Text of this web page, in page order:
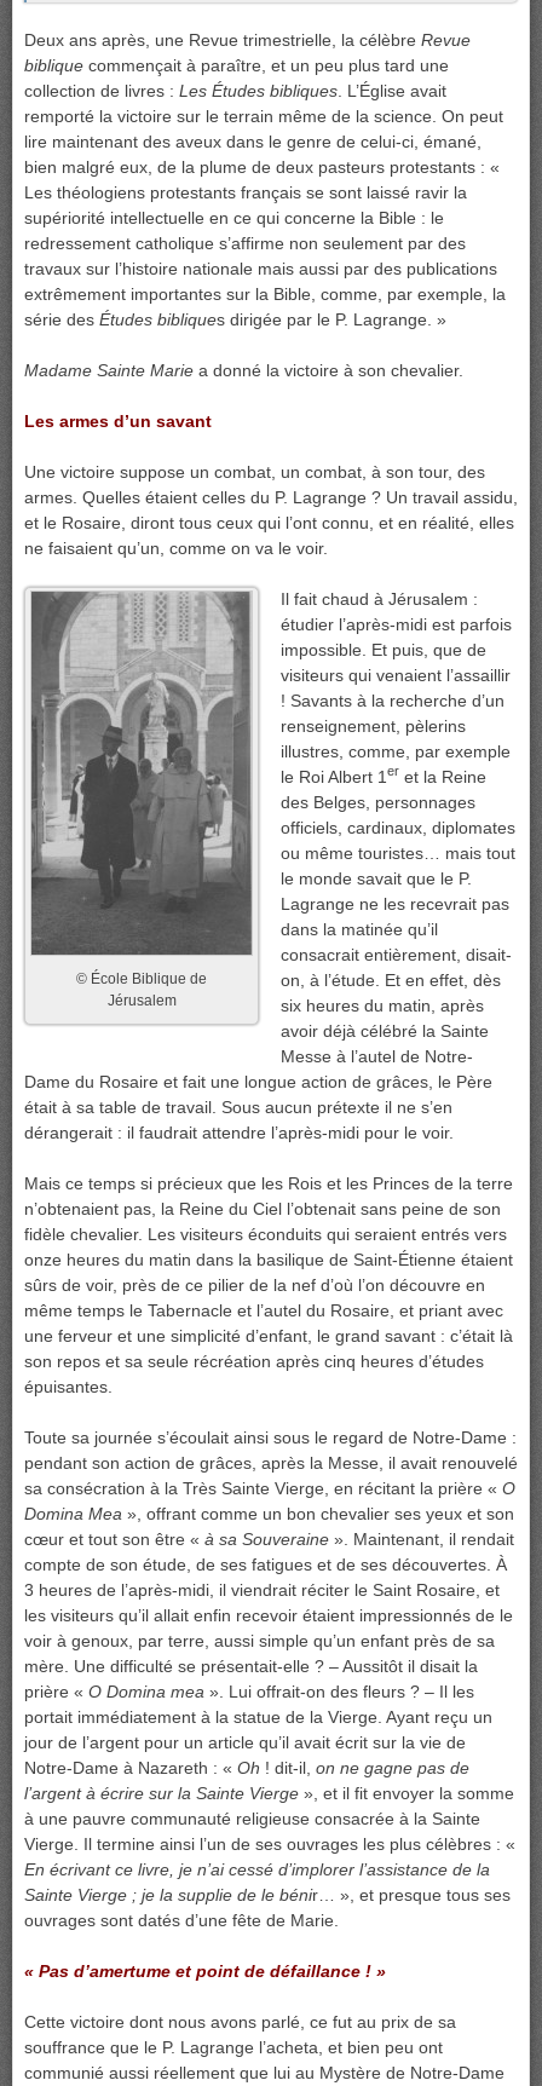
Deux ans après, une Revue trimestrielle, la célèbre Revue
biblique commençait à paraître, et un peu plus tard une
collection de livres : Les Études bibliques . L’Église avait
remporté la victoire sur le terrain même de la science. On peut
lire maintenant des aveux dans le genre de celui-ci, émané,
bien malgré eux, de la plume de deux pasteurs protestants : «
Les théologiens protestants français se sont laissé ravir la
supériorité intellectuelle en ce qui concerne la Bible : le
redressement catholique s’affirme non seulement par des
travaux sur l’histoire nationale mais aussi par des publications
extrêmement importantes sur la Bible, comme, par exemple, la
série des Études bibliques dirigée par le P. Lagrange. »
Madame Sainte Marie a donné la victoire à son chevalier.
Les armes d’un savant
Une victoire suppose un combat, un combat, à son tour, des
armes. Quelles étaient celles du P. Lagrange ? Un travail assidu,
et le Rosaire, diront tous ceux qui l’ont connu, et en réalité, elles
ne faisaient qu’un, comme on va le voir.
© École Biblique de
Jérusalem
Il fait chaud à Jérusalem :
étudier l’après-midi est parfois
impossible. Et puis, que de
visiteurs qui venaient l’assaillir
! Savants à la recherche d’un
renseignement, pèlerins
illustres, comme, par exemple
le Roi Albert 1er et la Reine
des Belges, personnages
officiels, cardinaux, diplomates
ou même touristes… mais tout
le monde savait que le P.
Lagrange ne les recevrait pas
dans la matinée qu’il
consacrait entièrement, disait-
on, à l’étude. Et en effet, dès
six heures du matin, après
avoir déjà célébré la Sainte
Messe à l’autel de Notre-
Dame du Rosaire et fait une longue action de grâces, le Père
était à sa table de travail. Sous aucun prétexte il ne s’en
dérangerait : il faudrait attendre l’après-midi pour le voir.
Mais ce temps si précieux que les Rois et les Princes de la terre
n’obtenaient pas, la Reine du Ciel l’obtenait sans peine de son
fidèle chevalier. Les visiteurs éconduits qui seraient entrés vers
onze heures du matin dans la basilique de Saint-Étienne étaient
sûrs de voir, près de ce pilier de la nef d’où l’on découvre en
même temps le Tabernacle et l’autel du Rosaire, et priant avec
une ferveur et une simplicité d’enfant, le grand savant : c’était là
son repos et sa seule récréation après cinq heures d’études
épuisantes.
Toute sa journée s’écoulait ainsi sous le regard de Notre-Dame :
pendant son action de grâces, après la Messe, il avait renouvelé
sa consécration à la Très Sainte Vierge, en récitant la prière « O
Domina Mea », offrant comme un bon chevalier ses yeux et son
cœur et tout son être « à sa Souveraine ». Maintenant, il rendait
compte de son étude, de ses fatigues et de ses découvertes. À
3 heures de l’après-midi, il viendrait réciter le Saint Rosaire, et
les visiteurs qu’il allait enfin recevoir étaient impressionnés de le
voir à genoux, par terre, aussi simple qu’un enfant près de sa
mère. Une difficulté se présentait-elle ? – Aussitôt il disait la
prière « O Domina mea ». Lui offrait-on des fleurs ? – Il les
portait immédiatement à la statue de la Vierge. Ayant reçu un
jour de l’argent pour un article qu’il avait écrit sur la vie de
Notre-Dame à Nazareth : « Oh ! dit-il, on ne gagne pas de
l’argent à écrire sur la Sainte Vierge », et il fit envoyer la somme
à une pauvre communauté religieuse consacrée à la Sainte
Vierge. Il termine ainsi l’un de ses ouvrages les plus célèbres : «
En écrivant ce livre, je n’ai cessé d’implorer l’assistance de la
Sainte Vierge ; je la supplie de le bénir… », et presque tous ses
ouvrages sont datés d’une fête de Marie.
« Pas d’amertume et point de défaillance ! »
Cette victoire dont nous avons parlé, ce fut au prix de sa
souffrance que le P. Lagrange l’acheta, et bien peu ont
communié aussi réellement que lui au Mystère de Notre-Dame